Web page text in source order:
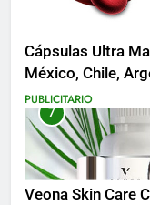
Cápsulas Ultra
México, Chile,
Costa Rica y Más
PUBLICITARIO
7
Veona Skin Care